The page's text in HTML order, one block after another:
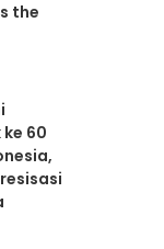
the
60